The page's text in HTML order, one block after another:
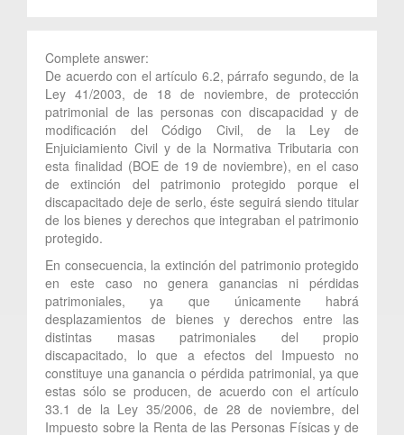
Complete answer:
De acuerdo con el artículo 6.2, párrafo segundo, de la
Ley 41/2003, de 18 de noviembre, de protección
patrimonial de las personas con discapacidad y de
modificación del Código Civil, de la Ley de
Enjuiciamiento Civil y de la Normativa Tributaria con
esta finalidad (BOE de 19 de noviembre), en el caso
de extinción del patrimonio protegido porque el
discapacitado deje de serlo, éste seguirá siendo titular
de los bienes y derechos que integraban el patrimonio
protegido.
En consecuencia, la extinción del patrimonio protegido
en este caso no genera ganancias ni pérdidas
patrimoniales, ya que únicamente habrá
desplazamientos de bienes y derechos entre las
distintas masas patrimoniales del propio
discapacitado, lo que a efectos del Impuesto no
constituye una ganancia o pérdida patrimonial, ya que
estas sólo se producen, de acuerdo con el artículo
33.1 de la Ley 35/2006, de 28 de noviembre, del
Impuesto sobre la Renta de las Personas Físicas y de